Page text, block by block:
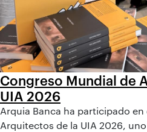
Congreso Mundial de
UIA 2026
Arquia Banca ha participado
Arquitectos de la UIA 2026,